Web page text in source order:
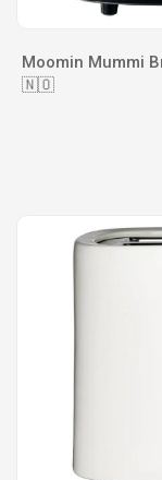
Moomin Mummi
🇳🇴